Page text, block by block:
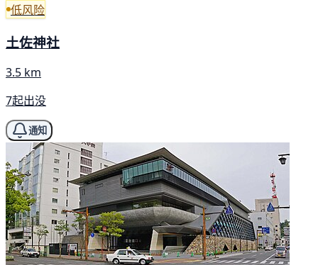
低风险
土佐神社
3.5 km
7起出没
通知